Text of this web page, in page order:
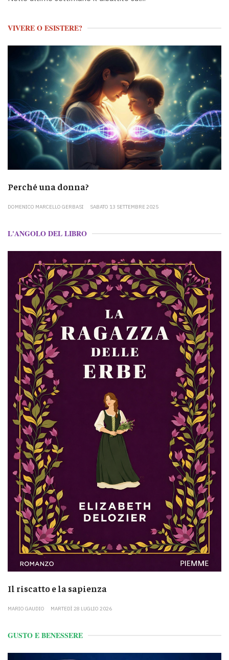
VIVERE O ESISTERE?
Perché una donna?
DOMENICO MARCELLO GERBASI SABATO 13 SETTEMBRE 2025
L'ANGOLO DEL LIBRO
Il riscatto e la sapienza
MARIO GAUDIO MARTEDÌ 28 LUGLIO 2026
GUSTO E BENESSERE